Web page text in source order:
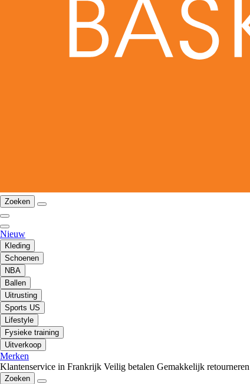
Zoeken
Nieuw
Kleding
Schoenen
NBA
Ballen
Uitrusting
Sports US
Lifestyle
Fysieke training
Uitverkoop
Merken
Klantenservice in Frankrijk Veilig betalen Gemakkelijk retourneren
Zoeken